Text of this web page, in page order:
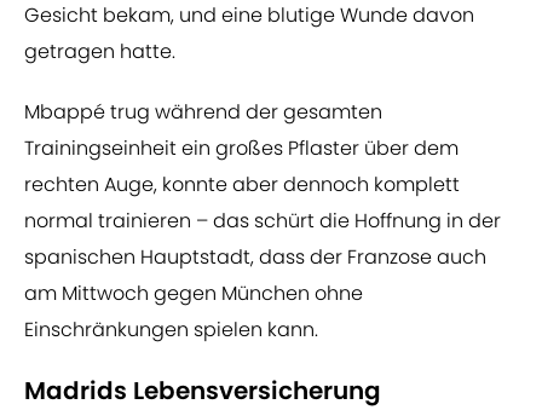
Gesicht bekam, und eine blutige Wunde davon
getragen hatte.
Mbappé trug während der gesamten
Trainingseinheit ein großes Pflaster über dem
rechten Auge, konnte aber dennoch komplett
normal trainieren – das schürt die Hoffnung in der
spanischen Hauptstadt, dass der Franzose auch
am Mittwoch gegen München ohne
Einschränkungen spielen kann.
Madrids Lebensversicherung